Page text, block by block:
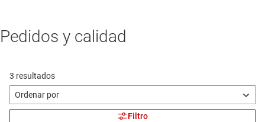
Pedidos y calidad